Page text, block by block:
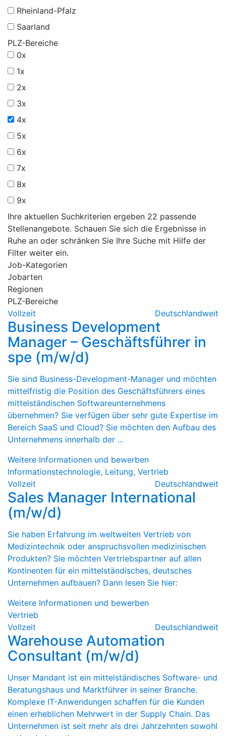
Rheinland-Pfalz
Saarland
PLZ-Bereiche
0x
1x
2x
3x
4x
5x
6x
7x
8x
9x
Ihre aktuellen Suchkriterien ergeben 22 passende
Stellenangebote. Schauen Sie sich die Ergebnisse in
Ruhe an oder schränken Sie Ihre Suche mit Hilfe der
Filter weiter ein.
Job-Kategorien
Jobarten
Regionen
PLZ-Bereiche
Vollzeit
Deutschlandweit
Business Development
Manager – Geschäftsführer in
spe (m/w/d)
Sie sind Business-Development-Manager und möchten
mittelfristig die Position des Geschäftsführers eines
mittelständischen Softwareunternehmens
übernehmen? Sie verfügen über sehr gute Expertise im
Bereich SaaS und Cloud? Sie möchten den Aufbau des
Unternehmens innerhalb der ...
Weitere Informationen und bewerben
Informationstechnologie, Leitung, Vertrieb
Vollzeit
Deutschlandweit
Sales Manager International
(m/w/d)
Sie haben Erfahrung im weltweiten Vertrieb von
Medizintechnik oder anspruchsvollen medizinischen
Produkten? Sie möchten Vertriebspartner auf allen
Kontinenten für ein mittelständisches, deutsches
Unternehmen aufbauen? Dann lesen Sie hier:
Weitere Informationen und bewerben
Vertrieb
Vollzeit
Deutschlandweit
Warehouse Automation
Consultant (m/w/d)
Unser Mandant ist ein mittelständisches Software- und
Beratungshaus und Marktführer in seiner Branche.
Komplexe IT-Anwendungen schaffen für die Kunden
einen erheblichen Mehrwert in der Supply Chain. Das
Unternehmen ist seit mehr als drei Jahrzehnten sowohl